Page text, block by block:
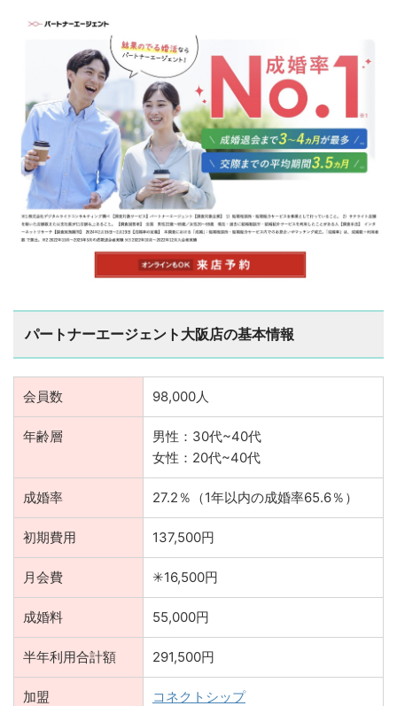
パートナーエージェント大阪店の基本情報
会員数 98,000人
年齢層
男性：30代~40代
女性：20代~40代
成婚率 27.2％（1年以内の成婚率65.6％）
初期費用 137,500円
月会費 ✳︎16,500円
成婚料 55,000円
半年利用合計額 291,500円
加盟 コネクトシップ